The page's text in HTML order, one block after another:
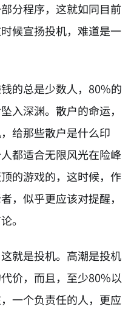
分程序，这就如同目前
候宣扬投机，难道是一
的总是少数人，80%的
入深渊。散户的命运，
给那些散户是什么印
都适合无限风光在险峰
的游戏的，这时候，作
，似乎更应该对提醒，
。
就是投机。高潮是投机
价，而且，至少80%以
一个负责任的人，更应